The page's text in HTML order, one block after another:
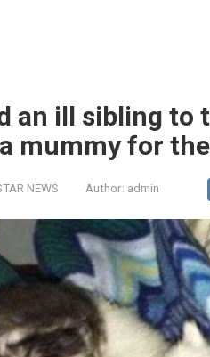
an ill sibling to
mummy for
NEWS Author: admin